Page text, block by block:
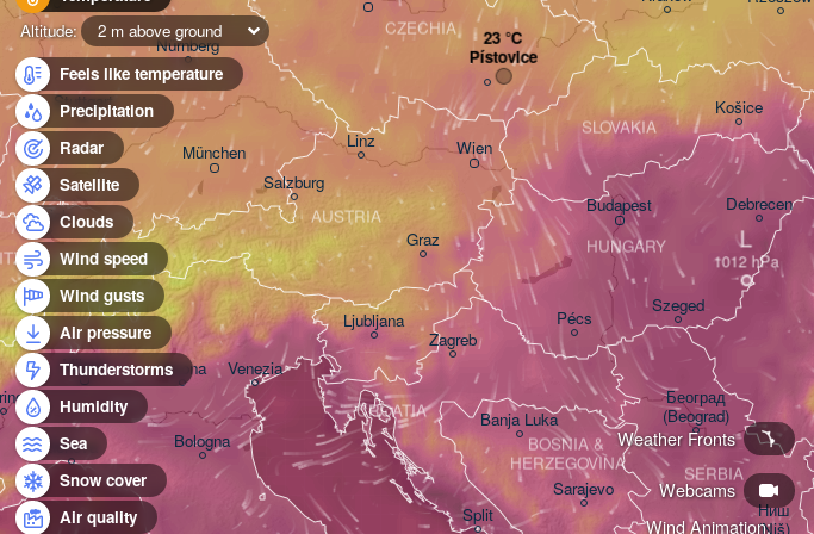
Altitude:
2 m above ground
Feels like temperature
Precipitation
Radar
Satellite
Clouds
Wind speed
Wind gusts
Air pressure
Thunderstorms
Humidity
Sea
Snow cover
Air quality
Wind Animation:
Webcams
Weather Fronts
Nürnberg
Milano
Stuttgart
Genova
Verona
Zürich
CZECHIA
Wien
Budapest
München
Београд
(Beograd)
Zagreb
Linz
Debrecen
Ниш
(Niš)
Venezia
Sarajevo
Ljubljana
Košice
Salzburg
Split
Szeged
Banja Luka
Pécs
Graz
Bologna
HUNGARY
AUSTRIA
SERBIA
CROATIA
BOSNIA &
HERZEGOVINA
SLOVAKIA
Pístovice
L